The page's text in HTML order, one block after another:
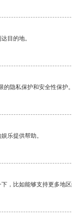
目的地。
隐私保护和安全性保护。
乐提供帮助。
，比如能够支持更多地区